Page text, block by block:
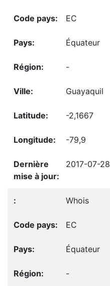
EC
Équateur
-
Guayaquil
-2,1667
-79,9
2017-07-28
Whois
EC
Équateur
-